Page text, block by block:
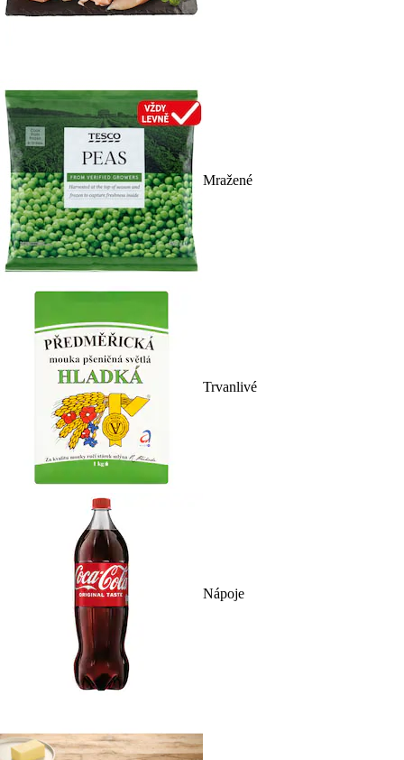
Mražené
Trvanlivé
Nápoje